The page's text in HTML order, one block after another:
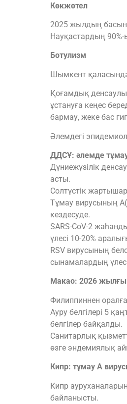
Көкжөтел
2025 жылдың
Науқастардың
Ботулизм
Шымкент қаласында
Қоғамдық
ұстануға кеңес
бармау, жеке бас
Әлемдегі
ДДСҰ: әлемде тұмау
Дүниежүзілік
асты.
Солтүстік
Тұмау вирусының
кездесуде.
SARS-CoV-2
үлесі 10-20%
RSV вирусының
сынамалардың
Макао: 2026
Филиппиннен
Ауру белгілері 5
белгілер байқалды.
Санитарлық
өзге эндемиялық
Кипр: тұмау A
Кипр
байланысты.